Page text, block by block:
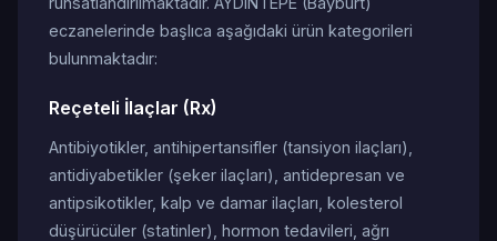
eczanelerinde başlıca aşağıdaki ürün kategorileri
bulunmaktadır:
Reçeteli İlaçlar (Rx)
Antibiyotikler, antihipertansifler (tansiyon ilaçları),
antidiyabetikler (şeker ilaçları), antidepresan ve
antipsikotikler, kalp ve damar ilaçları, kolesterol
düşürücüler (statinler), hormon tedavileri, ağrı